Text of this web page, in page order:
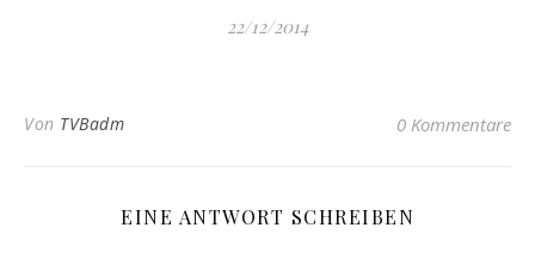
22/12/2014
Von TVBadm 0 Kommentare
EINE ANTWORT SCHREIBEN